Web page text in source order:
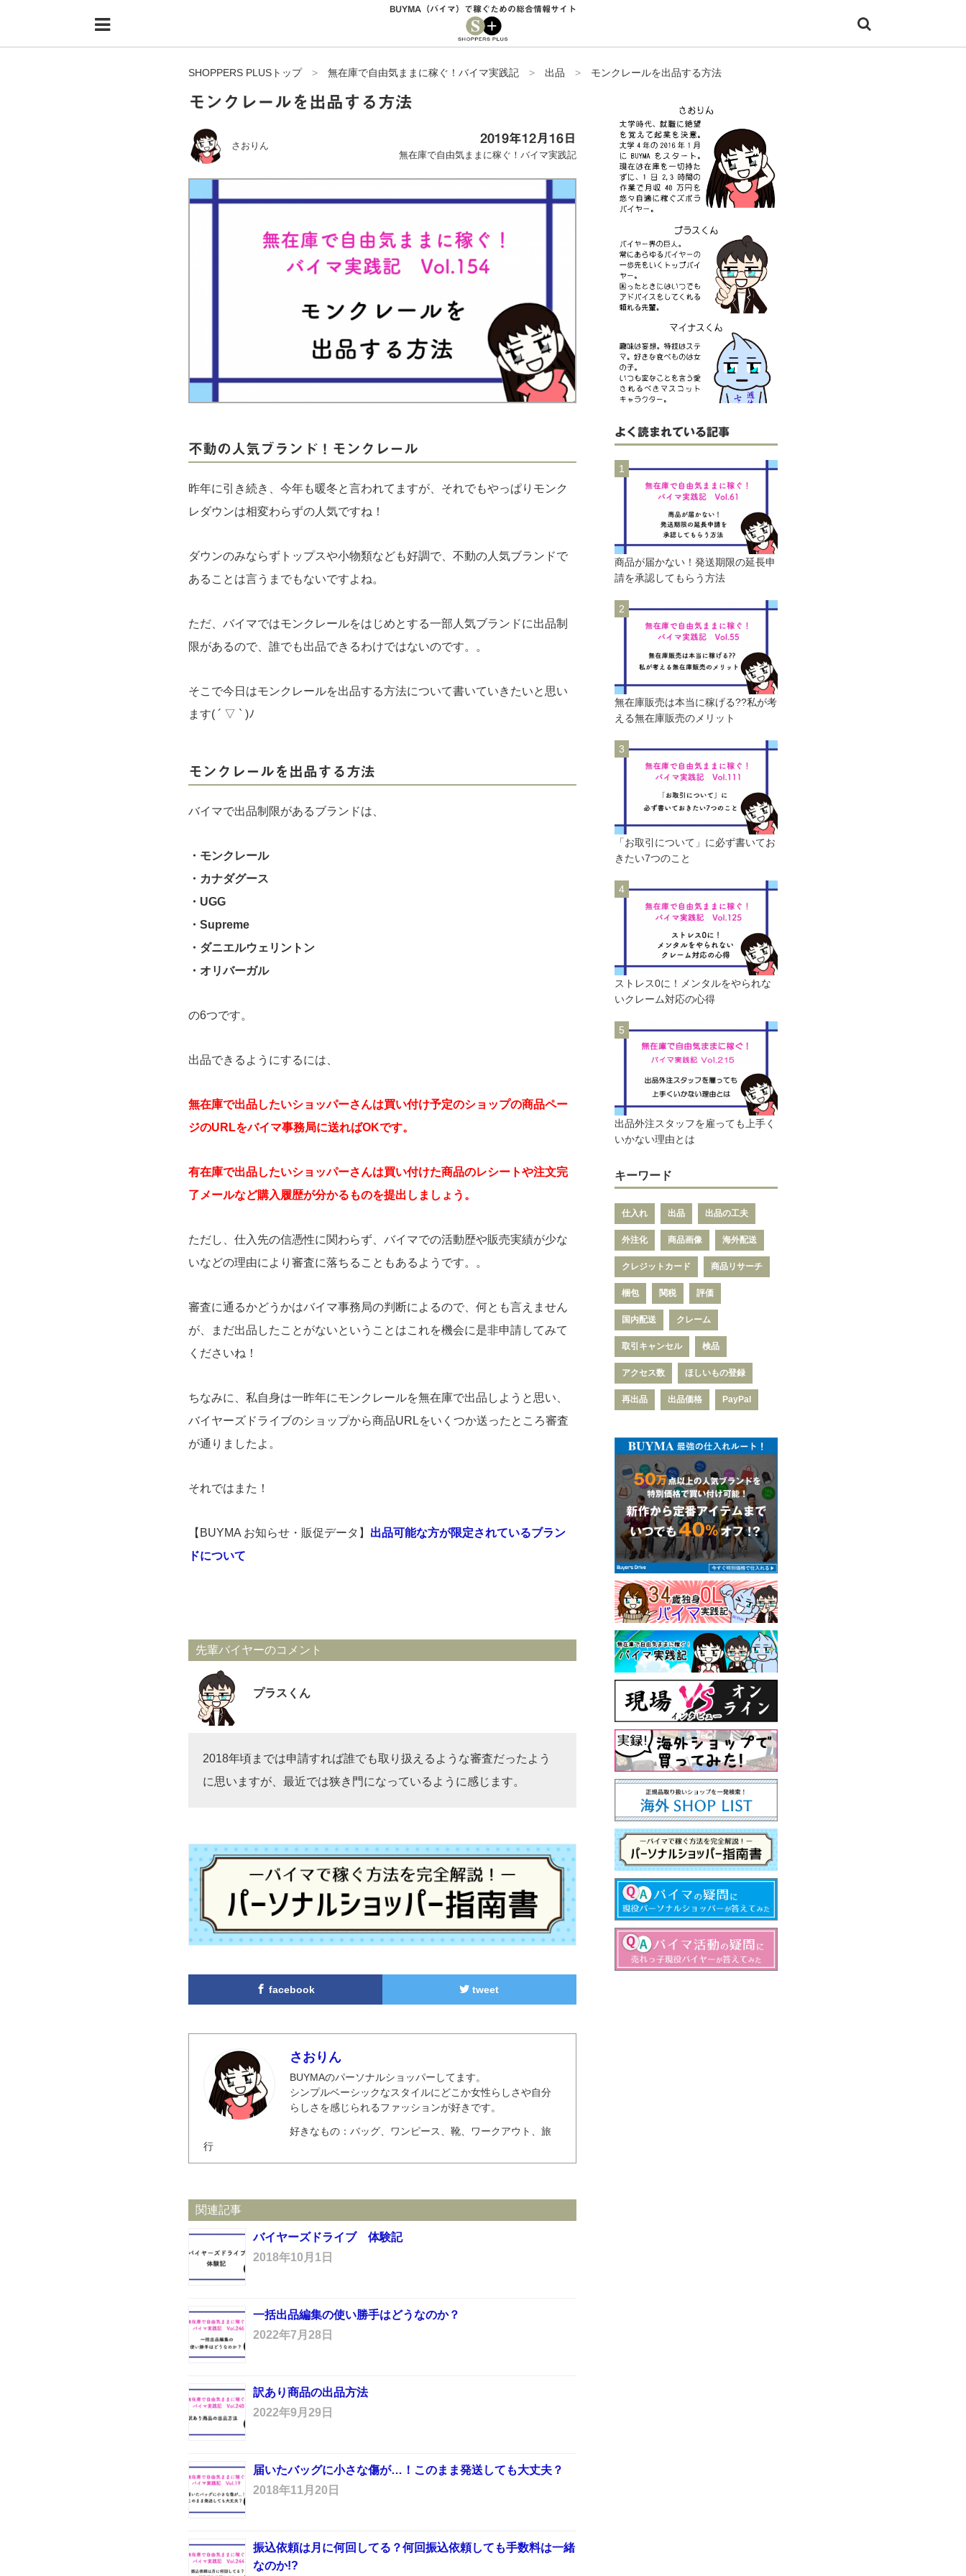
HOME
無在庫で自由気ままに稼ぐ！バイマ実践記
BUYMA（バイマ）で稼ぐための総合情報サイト
SHOPPERS PLUSトップ> 無在庫で自由気ままに稼ぐ！バイマ実践記 > 出品 > モンクレールを出品する方法
モンクレールを出品する方法
さおりん
2019年12月16日
無在庫で自由気ままに稼ぐ！バイマ実践記
不動の人気ブランド！モンクレール
昨年に引き続き、今年も暖冬と言われてますが、それでもやっぱりモンク
レダウンは相変わらずの人気ですね！
ダウンのみならずトップスや小物類なども好調で、不動の人気ブランドで
あることは言うまでもないですよね。
ただ、バイマではモンクレールをはじめとする一部人気ブランドに出品制
限があるので、誰でも出品できるわけではないのです。。
そこで今日はモンクレールを出品する方法について書いていきたいと思い
ます( ´ ▽ ` )ﾉ
モンクレールを出品する方法
バイマで出品制限があるブランドは、
・モンクレール
・カナダグース
・UGG
・Supreme
・ダニエルウェリントン
・オリバーガル
の6つです。
出品できるようにするには、
無在庫で出品したいショッパーさんは買い付け予定のショップの商品ペー
ジのURLをバイマ事務局に送ればOKです。
有在庫で出品したいショッパーさんは買い付けた商品のレシートや注文完
了メールなど購入履歴が分かるものを提出しましょう。
ただし、仕入先の信憑性に関わらず、バイマでの活動歴や販売実績が少な
いなどの理由により審査に落ちることもあるようです。。
審査に通るかどうかはバイマ事務局の判断によるので、何とも言えません
が、まだ出品したことがないということはこれを機会に是非申請してみて
くださいね！
ちなみに、私自身は一昨年にモンクレールを無在庫で出品しようと思い、
バイヤーズドライブのショップから商品URLをいくつか送ったところ審査
が通りましたよ。
それではまた！
【BUYMA お知らせ・販促データ】 出品可能な方が限定されているブラン
ドについて
先輩バイヤーのコメント
プラスくん
2018年頃までは申請すれば誰でも取り扱えるような審査だったよう
に思いますが、最近では狭き門になっているように感じます。
facebook tweet
さおりん
BUYMAのパーソナルショッパーしてます。
シンプルベーシックなスタイルにどこか女性らしさや自分
らしさを感じられるファッションが好きです。
好きなもの：バッグ、ワンピース、靴、ワークアウト、旅
行
関連記事
バイヤーズドライブ 体験記
2018年10月1日
一括出品編集の使い勝手はどうなのか？
2022年7月28日
訳あり商品の出品方法
2022年9月29日
届いたバッグに小さな傷が…！このまま発送しても大丈夫？
2018年11月20日
振込依頼は月に何回してる？何回振込依頼しても手数料は一緒
なのか!?
よく読まれている記事
商品が届かない！発送期限の延長申
請を承認してもらう方法
無在庫販売は本当に稼げる??私が考
える無在庫販売のメリット
「お取引について」に必ず書いてお
きたい7つのこと
ストレス0に！メンタルをやられな
いクレーム対応の心得
出品外注スタッフを雇っても上手く
いかない理由とは
キーワード
仕入れ 出品 出品の工夫
外注化 商品画像 海外配送
クレジットカード 商品リサーチ
梱包 関税 評価
国内配送 クレーム
取引キャンセル 検品
アクセス数 ほしいもの登録
再出品 出品価格 PayPal